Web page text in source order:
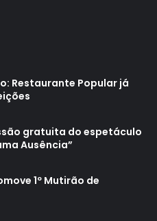
Restaurante Popular já
gratuita do espetáculo
Ausência”
1º Mutirão de